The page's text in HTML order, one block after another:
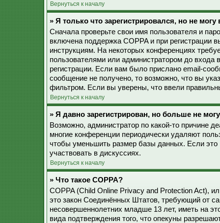
Вернуться к началу
» Я только что зарегистрировался, но не могу
Сначала проверьте свои имя пользователя и
включена поддержка COPPA и при регистрации
инструкциям. На некоторых конференциях
пользователями или администратором до
регистрации. Если вам было прислано email-
сообщение не получено, то возможно, что вы
фильтром. Если вы уверены, что ввели
Вернуться к началу
» Я давно зарегистрирован, но больше не
Возможно, администратор по какой-то причине
многие конференции периодически удаляют
чтобы уменьшить размер базы данных. Если это
участвовать в дискуссиях.
Вернуться к началу
» Что такое COPPA?
COPPA (Child Online Privacy and Protection Act),
это закон Соединённых Штатов, требующий от
несовершеннолетних младше 13 лет, иметь на
вида подтверждения того, что опекуны